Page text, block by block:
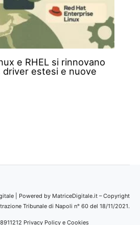
e RHEL si rinnovano
driver estesi e nuove
| Powered by MatriceDigitale.it – Copyright
Tribunale di Napoli n° 60 del 18/11/2021.
Privacy Policy e Cookies